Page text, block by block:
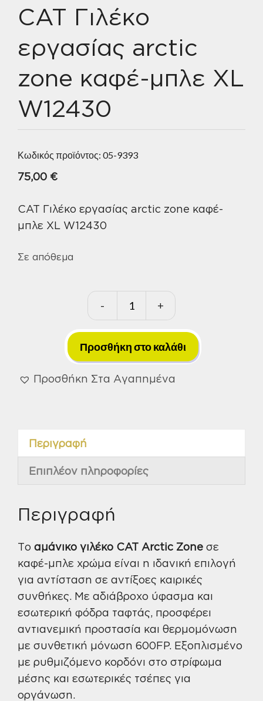
CAT Γιλέκο
εργασίας arctic
zone καφέ-μπλε XL
W12430
Κωδικός προϊόντος: 05-9393
75,00 €
CAT Γιλέκο εργασίας arctic zone καφέ-
μπλε XL W12430
Σε απόθεμα
-
CAT
Γιλέκο
εργασίας
arctic
zone
ποσότητα
+
Προσθήκη στο καλάθι
Προσθήκη Στα Αγαπημένα
Περιγραφή
Επιπλέον πληροφορίες
Περιγραφή
Το αμάνικο γιλέκο CAT Arctic Zone σε
καφέ-μπλε χρώμα είναι η ιδανική επιλογή
για αντίσταση σε αντίξοες καιρικές
συνθήκες. Με αδιάβροχο ύφασμα και
εσωτερική φόδρα ταφτάς, προσφέρει
αντιανεμική προστασία και θερμομόνωση
με συνθετική μόνωση 600FP. Εξοπλισμένο
με ρυθμιζόμενο κορδόνι στο στρίφωμα
μέσης και εσωτερικές τσέπες για
οργάνωση.